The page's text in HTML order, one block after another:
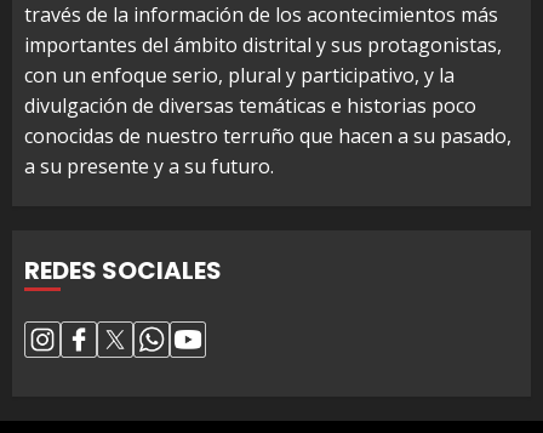
través de la información de los acontecimientos más
importantes del ámbito distrital y sus protagonistas,
con un enfoque serio, plural y participativo, y la
divulgación de diversas temáticas e historias poco
conocidas de nuestro terruño que hacen a su pasado,
a su presente y a su futuro.
REDES SOCIALES